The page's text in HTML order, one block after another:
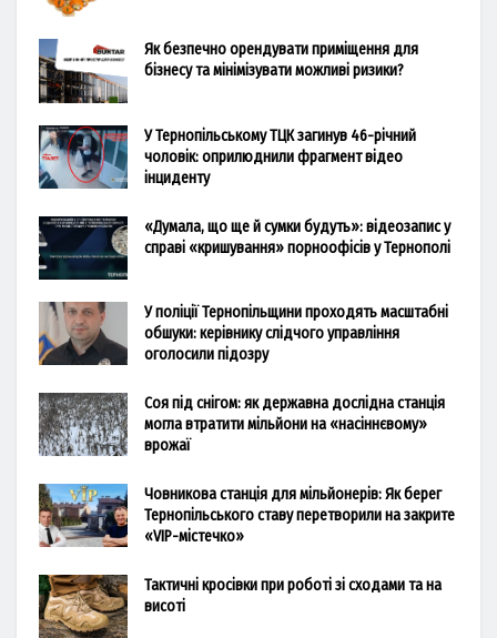
Як безпечно орендувати приміщення для
бізнесу та мінімізувати можливі ризики?
У Тернопільському ТЦК загинув 46-річний
чоловік: оприлюднили фрагмент відео
інциденту
«Думала, що ще й сумки будуть»: відеозапис у
справі «кришування» порноофісів у Тернополі
У поліції Тернопільщини проходять масштабні
обшуки: керівнику слідчого управління
оголосили підозру
Соя під снігом: як державна дослідна станція
могла втратити мільйони на «насіннєвому»
врожаї
Човникова станція для мільйонерів: Як берег
Тернопільського ставу перетворили на закрите
«VIP-містечко»
Тактичні кросівки при роботі зі сходами та на
висоті